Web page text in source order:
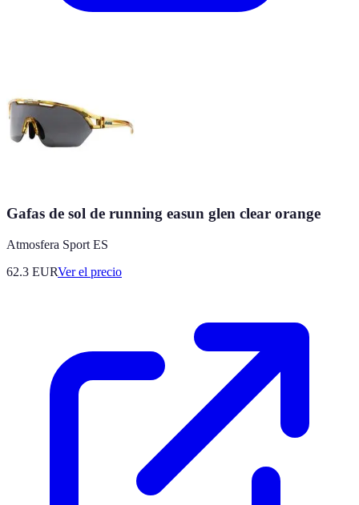
Gafas de sol de running easun glen clear orange
Atmosfera Sport ES
62.3 EURVer el precio